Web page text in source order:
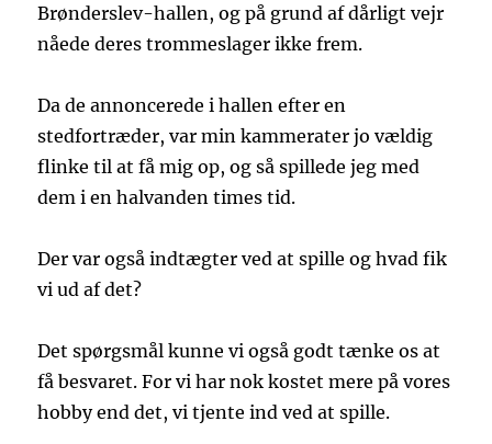
Brønderslev-hallen, og på grund af dårligt vejr
nåede deres trommeslager ikke frem.
Da de annoncerede i hallen efter en
stedfortræder, var min kammerater jo vældig
flinke til at få mig op, og så spillede jeg med
dem i en halvanden times tid.
Der var også indtægter ved at spille og hvad fik
vi ud af det?
Det spørgsmål kunne vi også godt tænke os at
få besvaret. For vi har nok kostet mere på vores
hobby end det, vi tjente ind ved at spille.